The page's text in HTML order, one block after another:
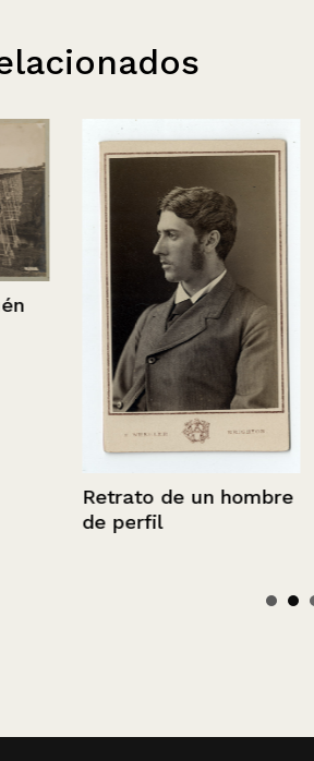
Retrato de un hombre
de perfil